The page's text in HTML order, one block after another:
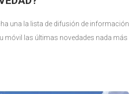
una la lista de difusión de información
móvil las últimas novedades nada más